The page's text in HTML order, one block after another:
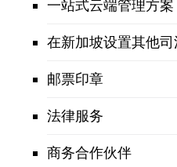
一站式云端管理方案
在新加坡设置其他司
邮票印章
法律服务
商务合作伙伴